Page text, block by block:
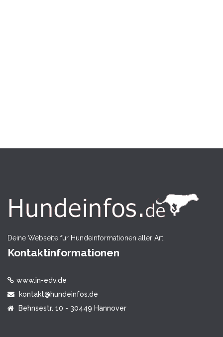
Deine Webseite für Hundeinformationen aller Art.
Kontaktinformationen
www.in-edv.de
kontakt@hundeinfos.de
Behnsestr. 10 - 30449 Hannover